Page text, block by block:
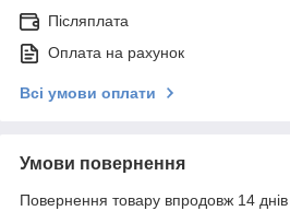
Післяплата
Оплата на рахунок
Всі умови оплати
Умови повернення
Повернення товару впродовж 14